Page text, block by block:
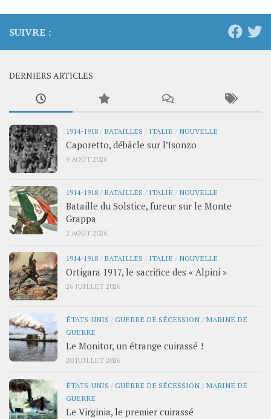
SUIVRE :
DERNIERS ARTICLES
1914-1918/ BATAILLES / ITALIE / NOUVELLE
Caporetto, débâcle sur l’Isonzo
9 AOÛT 2026
1914-1918/ BATAILLES / ITALIE / NOUVELLE
Bataille du Solstice, fureur sur le Monte
Grappa
2 AOÛT 2026
1914-1918/ BATAILLES / ITALIE / NOUVELLE
Ortigara 1917, le sacrifice des « Alpini »
26 JUILLET 2026
ÉTATS-UNIS /GUERRE DE SÉCESSION/ MARINE DE
GUERRE
Le Monitor, un étrange cuirassé !
20 JUILLET 2026
ÉTATS-UNIS /GUERRE DE SÉCESSION/ MARINE DE
GUERRE
Le Virginia, le premier cuirassé